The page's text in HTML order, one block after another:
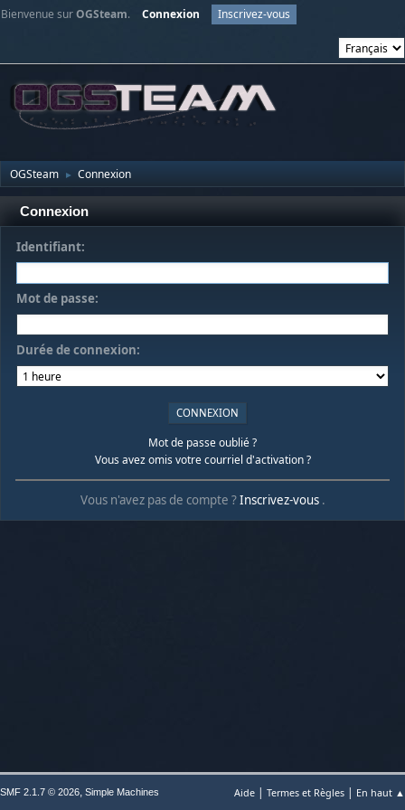
Bienvenue surOGSteam. Connexion Inscrivez-vous
OGSteam ► Connexion
Connexion
Identifiant:
Mot de passe:
Durée de connexion:
Mot de passe oublié ?
Vous avez omis votre courriel d'activation ?
Vous n'avez pas de compte ?Inscrivez-vous .
Aide | Termes et Règles | En haut ▲
SMF 2.1.7 © 2026, Simple Machines